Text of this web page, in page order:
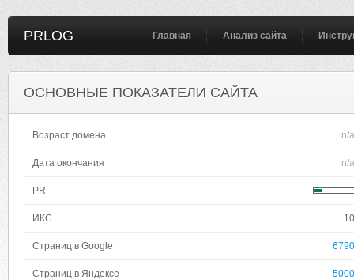
PRLOG Главная Анализ сайта
ОСНОВНЫЕ ПОКАЗАТЕЛИ САЙТА
Возраст домена n/a
Дата окончания n/a
PR
ИКС 10
Страниц в Google 6790
Страниц в Яндексе 5000